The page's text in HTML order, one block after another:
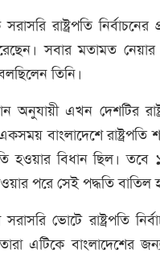
রাষ্ট্রপতি নির্বাচনের
সবার মতামত
তিনি।
অনুযায়ী এখন দেশটির
বাংলাদেশে রাষ্ট্রপতি
হওয়ার বিধান ছিল। তবে
পরে সেই পদ্ধতি বাতিল
ভোটে রাষ্ট্রপতি
এটিকে বাংলাদেশের